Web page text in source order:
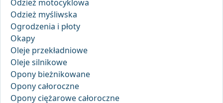
Odzież motocyklowa
Odzież myśliwska
Ogrodzenia i płoty
Okapy
Oleje przekładniowe
Oleje silnikowe
Opony bieżnikowane
Opony całoroczne
Opony ciężarowe całoroczne